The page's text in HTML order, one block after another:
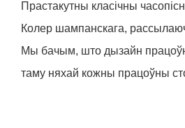
Прастакутны класічны
Колер шампанскага,
Мы бачым, што дызайн
таму няхай кожны працоўны